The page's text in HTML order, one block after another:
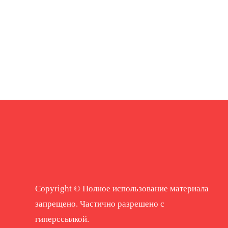
Copyright © Полное использование материала
запрещено. Частично разрешено с
гиперссылкой.